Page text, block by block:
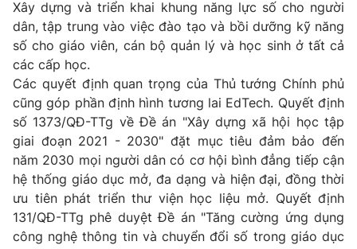
Xây dựng và triển khai khung năng lực số cho người
dân, tập trung vào việc đào tạo và bồi dưỡng kỹ năng
số cho giáo viên, cán bộ quản lý và học sinh ở tất cả
các cấp học.
Các quyết định quan trọng của Thủ tướng Chính phủ
cũng góp phần định hình tương lai EdTech. Quyết định
số 1373/QĐ-TTg về Đề án "Xây dựng xã hội học tập
giai đoạn 2021 - 2030" đặt mục tiêu đảm bảo đến
năm 2030 mọi người dân có cơ hội bình đẳng tiếp cận
hệ thống giáo dục mở, đa dạng và hiện đại, đồng thời
ưu tiên phát triển thư viện học liệu mở. Quyết định
131/QĐ-TTg phê duyệt Đề án "Tăng cường ứng dụng
công nghệ thông tin và chuyển đổi số trong giáo dục